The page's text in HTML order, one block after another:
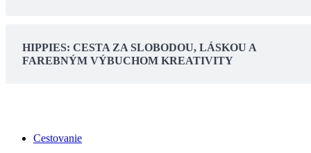
HIPPIES: CESTA ZA SLOBODOU, LÁSKOU A
FAREBNÝM VÝBUCHOM KREATIVITY
Cestovanie